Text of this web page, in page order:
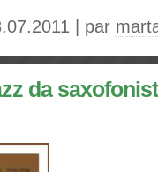
| par
da